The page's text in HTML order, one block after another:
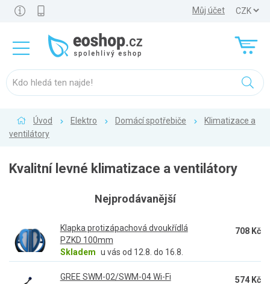
Můj účet
Úvod Elektro Domácí spotřebiče
Klimatizace a
ventilátory
Kvalitní levné klimatizace a ventilátory
Nejprodávanější
Klapka protizápachová dvoukřídlá
PZKD 100mm
Skladem u vás od 12.8. do 16.8.
708 Kč
GREE SWM-02/SWM-04 Wi-Fi
574 Kč